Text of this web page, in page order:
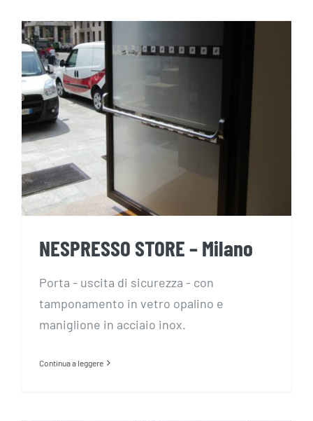
NESPRESSO STORE – Milano
NESPRESSO STORE – Milano
Porta - uscita di sicurezza - con
tamponamento in vetro opalino e
maniglione in acciaio inox.
Continua a leggere